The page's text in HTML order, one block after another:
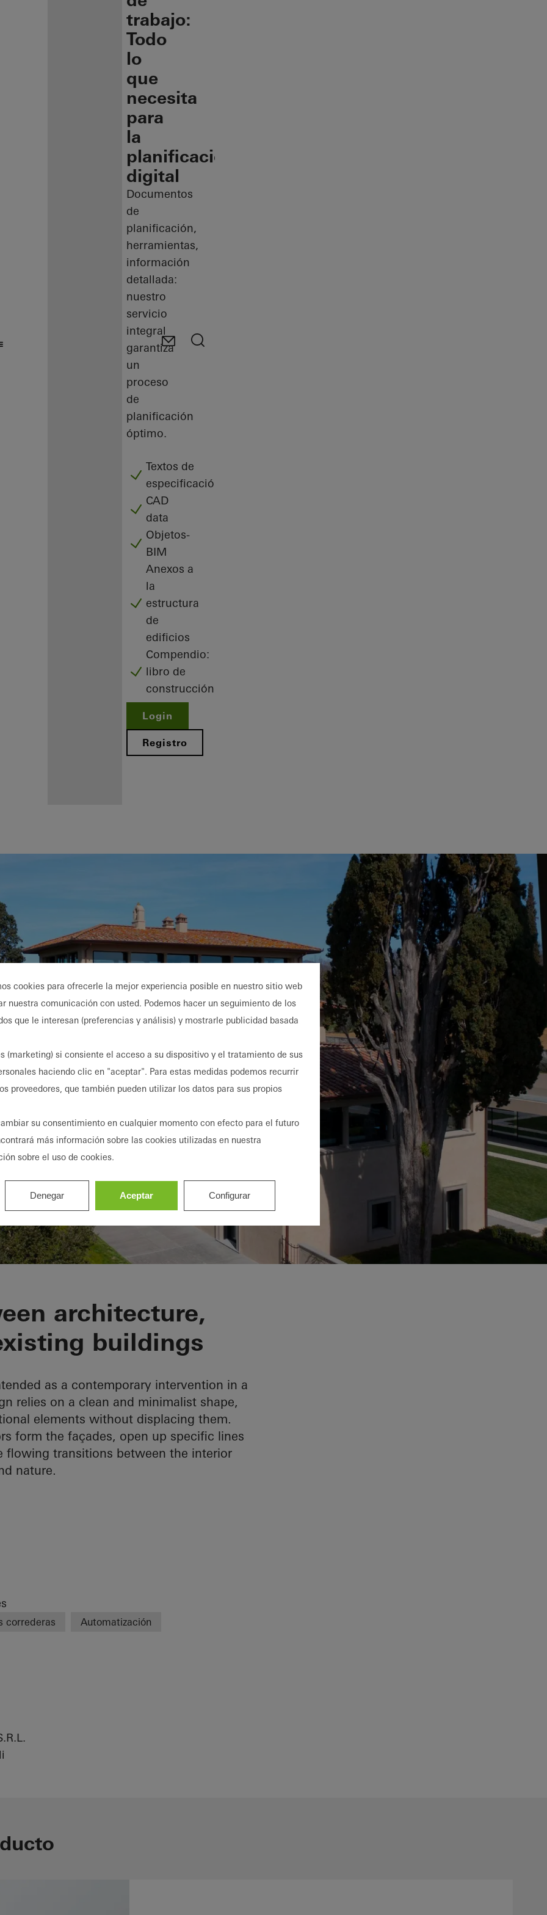
como
registrado
Descubre
mi área
de
trabajo
trabajo:
Todo
lo
que
necesita
para
la
planificación
digital
Documentos
de
planificación,
herramientas,
información
detallada:
nuestro
servicio
integral
garantiza
un
proceso
de
planificación
óptimo.
Textos de
especificación
CAD
data
Objetos-
BIM
Anexos a
la
estructura
de
edificios
Compendio:
libro de
construcción
Login
Registro
architecture,
buildings
as a contemporary intervention in a
relies on a clean and minimalist shape,
elements without displacing them.
form the façades, open up specific lines
flowing transitions between the interior
nature.
correderas Automatización
cookies para ofrecerle la mejor experiencia posible en nuestro sitio web
nuestra comunicación con usted. Podemos hacer un seguimiento de los
que le interesan (preferencias y análisis) y mostrarle publicidad basada
(marketing) si consiente el acceso a su dispositivo y el tratamiento de sus
haciendo clic en "aceptar". Para estas medidas podemos recurrir
proveedores, que también pueden utilizar los datos para sus propios
su consentimiento en cualquier momento con efecto para el futuro
más información sobre las cookies utilizadas en nuestra
sobre el uso de cookies.
Denegar Aceptar Configurar